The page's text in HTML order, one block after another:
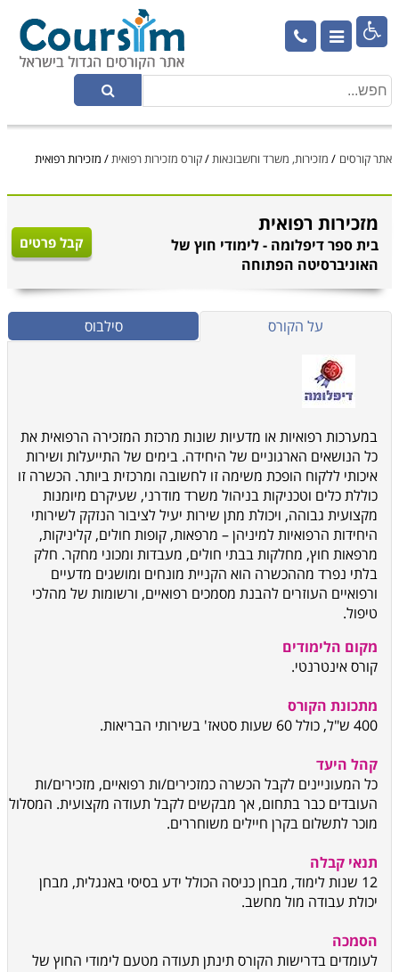

אתר קורסים / מזכירות, משרד וחשבונאות/קורס מזכירות רפואית/ מזכירות רפואית
מזכירות רפואית
בית ספר דיפלומה - לימודי חוץ של
האוניברסיטה הפתוחה
קבל פרטים
על הקורס סילבוס
במערכות רפואיות או מדעיות שונות מרכזת המזכירה הרפואית את
כל הנושאים הארגוניים של היחידה. בימים של התייעלות ושירות
איכותי ללקוח הופכת משימה זו לחשובה ומרכזית ביותר. הכשרה זו
כוללת כלים וטכניקות בניהול משרד מודרני, שעיקרם מיומנות
מקצועית גבוהה, ויכולת מתן שירות יעיל לציבור הנזקק לשירותי
היחידות הרפואיות למיניהן – מרפאות, קופות חולים, קליניקות,
מרפאות חוץ, מחלקות בבתי חולים, מעבדות ומכוני מחקר. חלק
בלתי נפרד מההכשרה הוא הקניית מונחים ומושגים מדעיים
ורפואיים העוזרים להבנת מסמכים רפואיים, ורשומות של מהלכי
טיפול.
מקום הלימודים
קורס אינטרנטי.
מתכונת הקורס
400 ש"ל, כולל 60 שעות סטאז' בשירותי הבריאות.
קהל היעד
כל המעוניינים לקבל הכשרה כמזכירים/ות רפואיים, מזכירים/ות
העובדים כבר בתחום, אך מבקשים לקבל תעודה מקצועית. המסלול
מוכר לתשלום בקרן חיילים משוחררים.
תנאי קבלה
12 שנות לימוד, מבחן כניסה הכולל ידע בסיסי באנגלית, מבחן
יכולת עבודה מול מחשב.
הסמכה
לעומדים בדרישות הקורס תינתן תעודה מטעם לימודי החוץ של